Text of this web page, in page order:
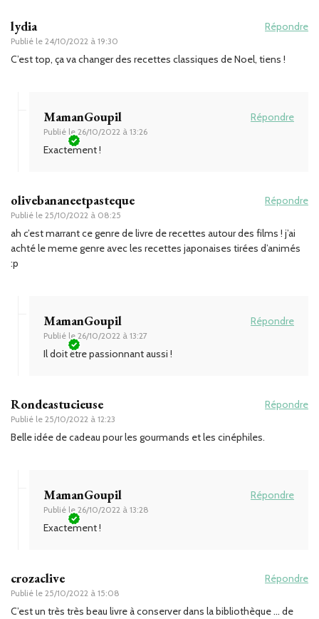
lydia
Publié le 24/10/2022 à 19:30
Répondre
C’est top, ça va changer des recettes classiques de Noel, tiens !
MamanGoupil
Publié le 26/10/2022 à 13:26
Répondre
Exactement !
olivebananeetpasteque
Publié le 25/10/2022 à 08:25
Répondre
ah c’est marrant ce genre de livre de recettes autour des films ! j’ai
achté le meme genre avec les recettes japonaises tirées d’animés
:p
MamanGoupil
Publié le 26/10/2022 à 13:27
Répondre
Il doit être passionnant aussi !
Rondeastucieuse
Publié le 25/10/2022 à 12:23
Répondre
Belle idée de cadeau pour les gourmands et les cinéphiles.
MamanGoupil
Publié le 26/10/2022 à 13:28
Répondre
Exactement !
crozaclive
Publié le 25/10/2022 à 15:08
Répondre
C’est un très très beau livre à conserver dans la bibliothèque … de